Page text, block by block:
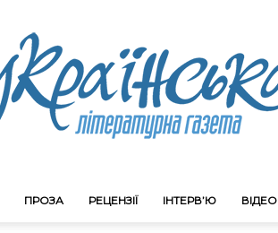
ПРОЗА РЕЦЕНЗІЇ ІНТЕРВ’Ю ВІДЕО